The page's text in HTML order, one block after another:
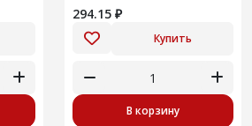
294.15 ₽
Купить
В корзину